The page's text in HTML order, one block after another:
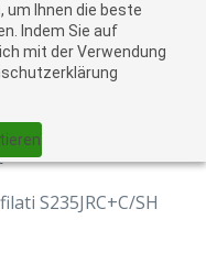
um Ihnen die beste
Indem Sie auf
mit der Verwendung
S235JRC+C/SH